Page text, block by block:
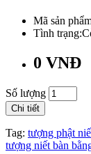
Mã sản
Tình
0 VNĐ
Số lượng
Chi tiết
Tag: tượng phật
tượng niết bàn